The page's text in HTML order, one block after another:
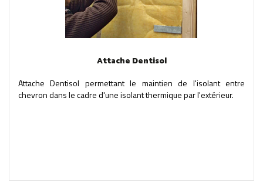
Attache Dentisol
Attache Dentisol permettant le maintien de l'isolant entre
chevron dans le cadre d'une isolant thermique par l'extérieur.